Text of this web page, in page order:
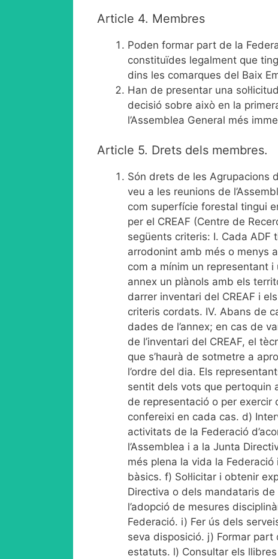
Article 4. Membres
Poden formar part de la
constituïdes legalment que
dins les comarques del Baix
Han de presentar una
decisió sobre això en la
l’Assemblea General més
Article 5. Drets dels membres.
Són drets de les Agrupacions
veu a les reunions de
com superfície forestal tingui
per el CREAF (Centre de
següents criteris: I. Cada
arrodonint amb més o menys
com a mínim un representant i
annex un plànols amb els
darrer inventari del CREAF i
criteris cordats. IV. Abans de
dades de l’annex; en cas de
de l’inventari del CREAF, el
que s’haurà de sotmetre a
l’ordre del dia. Els
sentit dels vots que pertoquin
de representació o per exercir
confereixi en cada cas. d)
activitats de la Federació
l’Assemblea i a la Junta
més plena la vida la
bàsics. f) Sol·licitar i obtenir
Directiva o dels mandataris
l’adopció de mesures
Federació. i) Fer ús dels
seva disposició. j) Formar
estatuts. l) Consultar els